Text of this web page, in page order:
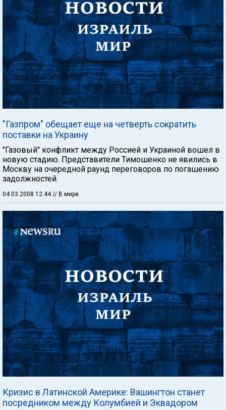
"Газпром" обещает еще на четверть сократить
поставки на Украину
"Газовый" конфликт между Россией и Украиной вошел в
новую стадию. Представители Тимошенко не явились в
Москву на очередной раунд переговоров по погашению
задолжностей.
04.03.2008 12:44 // В мире
Кризис в Латинской Америке: Вашингтон станет
посредником между Колумбией и Эквадором